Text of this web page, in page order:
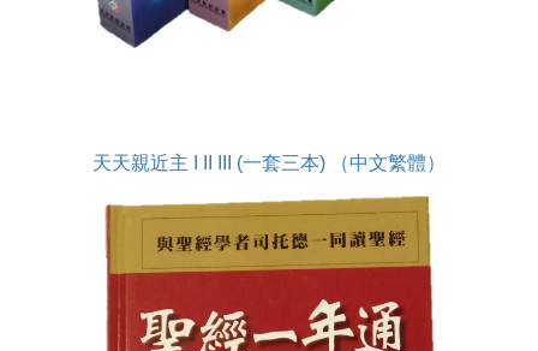
天天親近主 I II III (一套三本) （中文繁體）